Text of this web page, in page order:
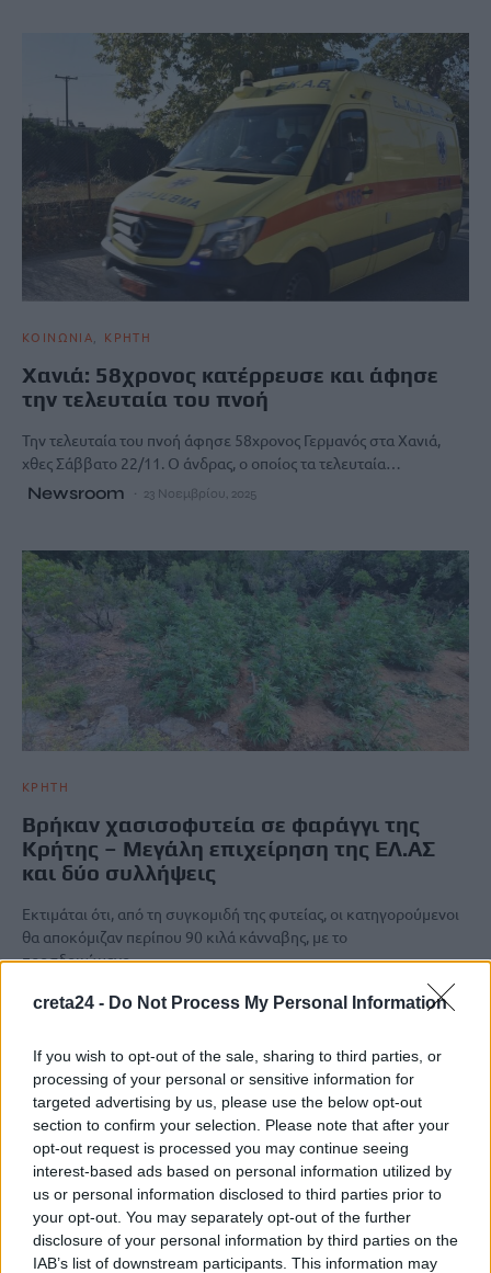
creta24 - Do Not Process My Personal Information
If you wish to opt-out of the sale, sharing to third parties, or
processing of your personal or sensitive information for
targeted advertising by us, please use the below opt-out
section to confirm your selection. Please note that after your
opt-out request is processed you may continue seeing
interest-based ads based on personal information utilized by
us or personal information disclosed to third parties prior to
your opt-out. You may separately opt-out of the further
disclosure of your personal information by third parties on the
IAB’s list of downstream participants. This information may
ΚΟΙΝΩΝΙΑ ΚΡΗΤΗ
Χανιά: 58χρονος κατέρρευσε και άφησε
την τελευταία του πνοή
Την τελευταία του πνοή άφησε 58χρονος Γερμανός στα Χανιά,
χθες Σάββατο 22/11. Ο άνδρας, ο οποίος τα τελευταία…
Newsroom 23 Νοεμβρίου, 2025
ΚΡΗΤΗ
Βρήκαν χασισοφυτεία σε φαράγγι της
Κρήτης – Μεγάλη επιχείρηση της ΕΛ.ΑΣ
και δύο συλλήψεις
Εκτιμάται ότι, από τη συγκομιδή της φυτείας, οι κατηγορούμενοι
θα αποκόμιζαν περίπου 90 κιλά κάνναβης, με το
προσδοκώμενο…